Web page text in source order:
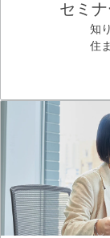
セミ
知
住